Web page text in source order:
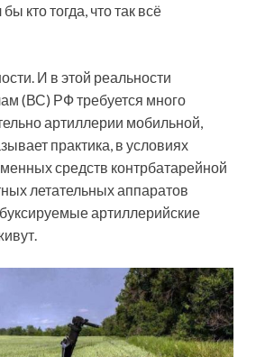
кто тогда, что так всё
И в этой реальности
(ВС) РФ требуется много
артиллерии мобильной,
практика, в условиях
средств контрбатарейной
летательных аппаратов
артиллерийские